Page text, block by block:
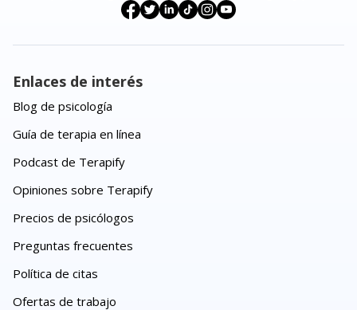
Enlaces de interés
Blog de psicología
Guía de terapia en línea
Podcast de Terapify
Opiniones sobre Terapify
Precios de psicólogos
Preguntas frecuentes
Política de citas
Ofertas de trabajo